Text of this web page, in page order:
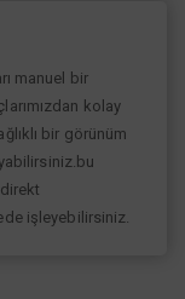
manuel bir
kolay
bir görünüm
işleyebilirsiniz.